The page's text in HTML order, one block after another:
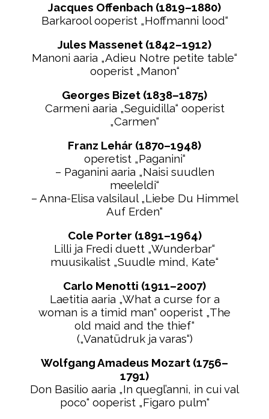
Jacques Offenbach (1819–1880)
Barkarool ooperist „Hoffmanni lood“
Jules Massenet (1842–1912)
Manoni aaria „Adieu Notre petite table“
ooperist „Manon“
Georges Bizet (1838–1875)
Carmeni aaria „Seguidilla“ ooperist
„Carmen“
Franz Lehár (1870–1948)
operetist „Paganini“
– Paganini aaria „Naisi suudlen
meeleldi“
– Anna-Elisa valsilaul „Liebe Du Himmel
Auf Erden“
Cole Porter (1891–1964)
Lilli ja Fredi duett „Wunderbar“
muusikalist „Suudle mind, Kate“
Carlo Menotti (1911–2007)
Laetitia aaria „What a curse for a
woman is a timid man“ ooperist „The
old maid and the thief“
(„Vanatüdruk ja varas“)
Wolfgang Amadeus Mozart (1756–
1791)
Don Basilio aaria „In quegl’anni, in cui val
poco“ ooperist „Figaro pulm“